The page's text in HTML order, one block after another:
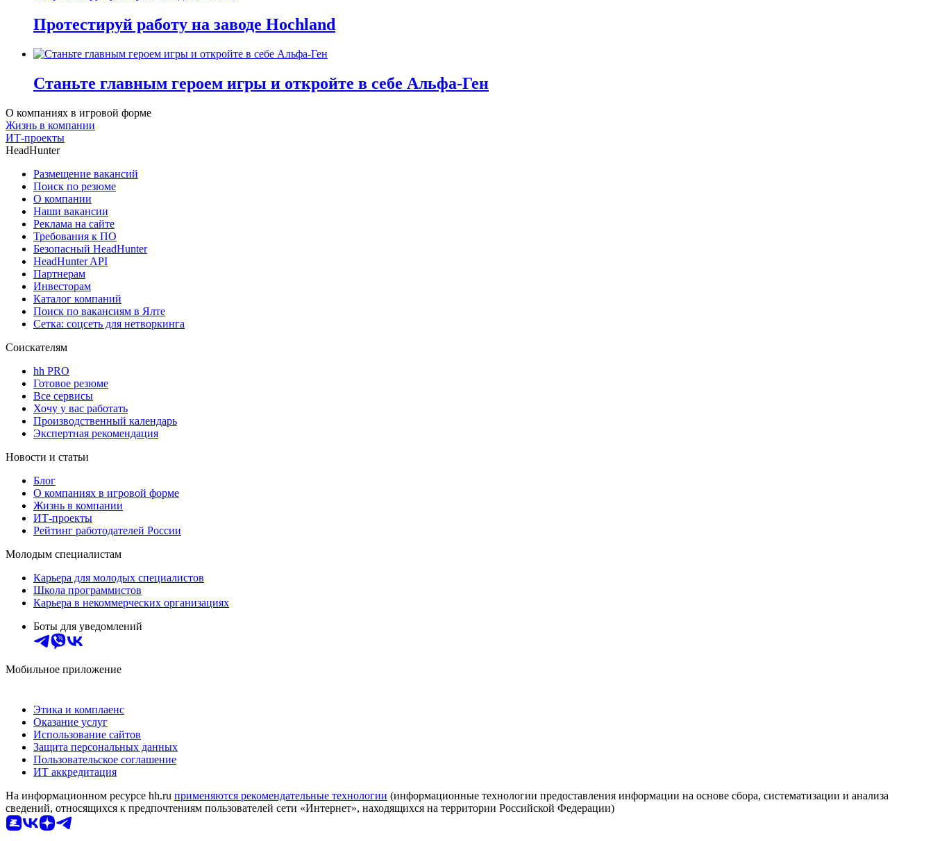
Протестируй работу на заводе Hochland
Станьте главным героем игры и откройте в себе Альфа-Ген
О компаниях в игровой форме
Жизнь в компании
ИТ-проекты
HeadHunter
Размещение вакансий
Поиск по резюме
О компании
Наши вакансии
Реклама на сайте
Требования к ПО
Безопасный HeadHunter
HeadHunter API
Партнерам
Инвесторам
Каталог компаний
Поиск по вакансиям в Ялте
Сетка: соцсеть для нетворкинга
Соискателям
hh PRO
Готовое резюме
Все сервисы
Хочу у вас работать
Производственный календарь
Экспертная рекомендация
Новости и статьи
Блог
О компаниях в игровой форме
Жизнь в компании
ИТ-проекты
Рейтинг работодателей России
Молодым специалистам
Карьера для молодых специалистов
Школа программистов
Карьера в некоммерческих организациях
Боты для уведомлений
Мобильное приложение
Этика и комплаенс
Оказание услуг
Использование сайтов
Защита персональных данных
Пользовательское соглашение
ИТ аккредитация
На информационном ресурсе hh.ru применяются рекомендательные технологии (информационные технологии предоставления информации на основе сбора, систематизации и анализа
сведений, относящихся к предпочтениям пользователей сети «Интернет», находящихся на территории Российской Федерации)